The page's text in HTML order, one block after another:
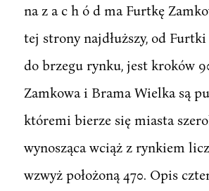
na z a c h ó d ma Furtkę
tej strony najdłuższy, od
do brzegu rynku, jest kroków
Zamkowa i Brama Wielka są
któremi bierze się miasta
wynosząca wciąż z rynkiem
wzwyż położoną 470. Opis